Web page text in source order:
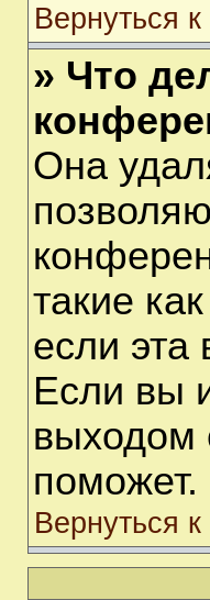
Вернуться
» Что
Она
такие
если эта
Если вы
выходом
поможет.
Вернуться